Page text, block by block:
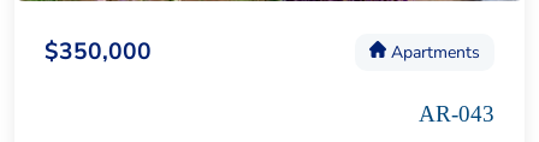
Apartments
$350,000
AR-043